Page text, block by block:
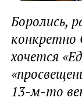
Боролись,
конкретно
хочется
13-м-то